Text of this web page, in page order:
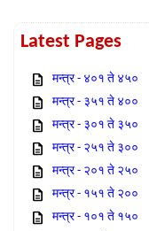
Latest Pages
मन्त्र - ४०१ ते ४५०
मन्त्र - ३५१ ते ४००
मन्त्र - ३०१ ते ३५०
मन्त्र - २५१ ते ३००
मन्त्र - २०१ ते २५०
मन्त्र - १५१ ते २००
मन्त्र - १०१ ते १५०